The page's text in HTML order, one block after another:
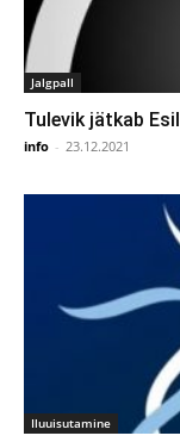
Jalgpall
Tulevik jätkab
info - 23.12.2021
Iluuisutamine